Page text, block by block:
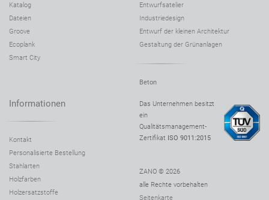
Katalog
Dateien
Groove
Ecoplank
Smart City
Entwurfsatelier
Industriedesign
Entwurf der kleinen Architektur
Gestaltung der Grünanlagen
Beton
Informationen
Kontakt
Personalisierte Bestellung
Stahlarten
Holzfarben
Holzersatzstoffe
Das Unternehmen besitzt
ein
Qualitätsmanagement-
Zertifikat ISO 9011:2015
ZANO © 2026
alle Rechte vorbehalten
Seitenkarte